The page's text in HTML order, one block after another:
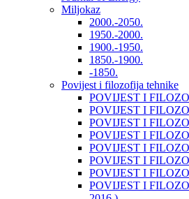
Miljokaz
2000.-2050.
1950.-2000.
1900.-1950.
1850.-1900.
-1850.
Povijest i filozofija tehnike
POVIJEST I
POVIJEST I
POVIJEST I
POVIJEST I
POVIJEST I
POVIJEST I
POVIJEST I
POVIJEST I